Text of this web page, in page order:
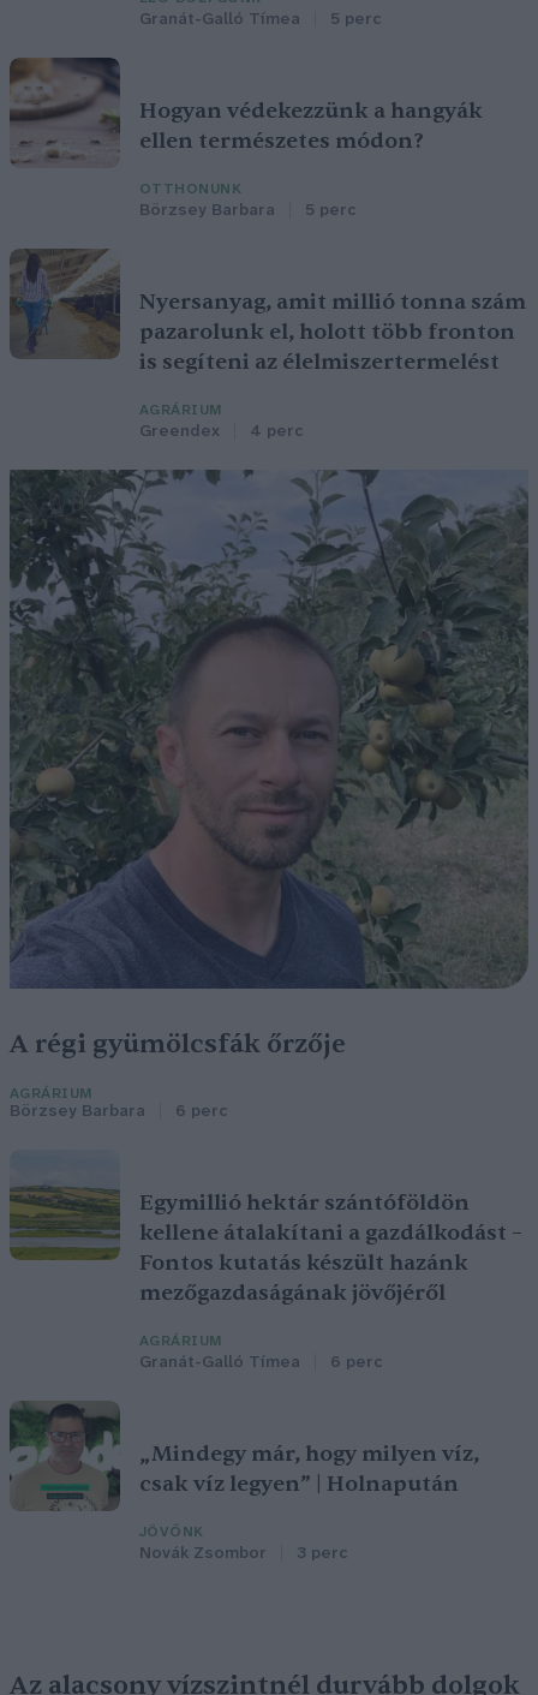
Granát-Galló Tímea 5 perc
Hogyan védekezzünk a hangyák
ellen természetes módon?
OTTHONUNK
Börzsey Barbara 5 perc
Nyersanyag, amit millió tonna szám
pazarolunk el, holott több fronton
is segíteni az élelmiszertermelést
AGRÁRIUM
Greendex 4 perc
A régi gyümölcsfák őrzője
AGRÁRIUM
Börzsey Barbara 6 perc
Egymillió hektár szántóföldön
kellene átalakítani a gazdálkodást –
Fontos kutatás készült hazánk
mezőgazdaságának jövőjéről
AGRÁRIUM
Granát-Galló Tímea 6 perc
„Mindegy már, hogy milyen víz,
csak víz legyen” | Holnapután
JÖVŐNK
Novák Zsombor 3 perc
Az alacsony vízszintnél durvább dolgok